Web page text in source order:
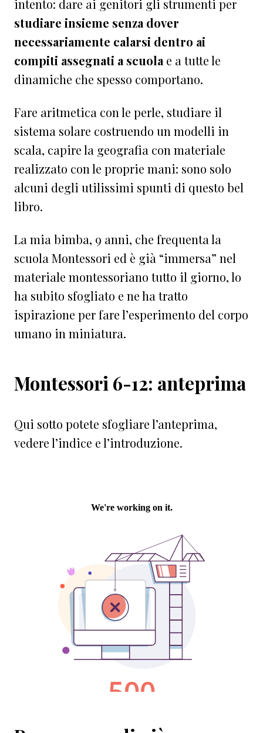
intento: dare ai genitori gli strumenti per
studiare insieme senza dover
necessariamente calarsi dentro ai
compiti assegnati a scuola e a tutte le
dinamiche che spesso comportano.
Fare aritmetica con le perle, studiare il
sistema solare costruendo un modelli in
scala, capire la geografia con materiale
realizzato con le proprie mani: sono solo
alcuni degli utilissimi spunti di questo bel
libro.
La mia bimba, 9 anni, che frequenta la
scuola Montessori ed è già “immersa” nel
materiale montessoriano tutto il giorno, lo
ha subito sfogliato e ne ha tratto
ispirazione per fare l’esperimento del corpo
umano in miniatura.
Montessori 6-12: anteprima
Qui sotto potete sfogliare l’anteprima,
vedere l’indice e l’introduzione.